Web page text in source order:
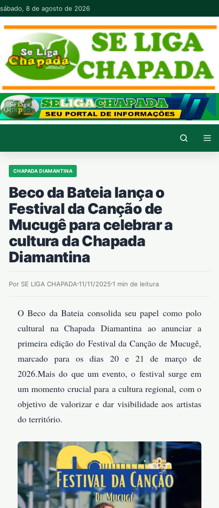
Pular para o conteúdo
sábado, 8 de agosto de 2026
CHAPADA DIAMANTINA
Beco da Bateia lança o
Festival da Canção de
Mucugê para celebrar a
cultura da Chapada
Diamantina
Por SE LIGA CHAPADA 11/11/2025 1 min de leitura
O Beco da Bateia consolida seu papel como polo
cultural na Chapada Diamantina ao anunciar a
primeira edição do Festival da Canção de Mucugê,
marcado para os dias 20 e 21 de março de
2026.Mais do que um evento, o festival surge em
um momento crucial para a cultura regional, com o
objetivo de valorizar e dar visibilidade aos artistas
do território.